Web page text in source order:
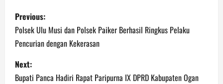
P
o
s
t
Previous:
Polsek Ulu Musi dan Polsek Paiker Berhasil Ringkus Pelaku
Pencurian dengan Kekerasan
Next:
Bupati Panca Hadiri Rapat Paripurna IX DPRD Kabupaten Ogan